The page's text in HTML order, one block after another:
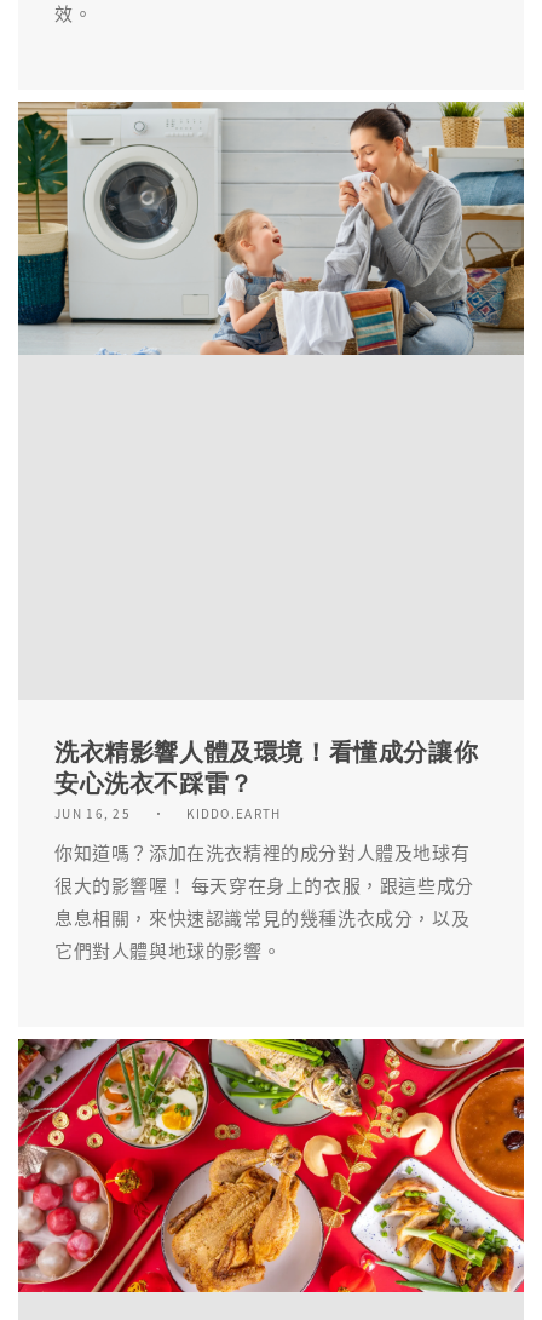
效。
洗衣精影響人體及環境！看懂成分讓你
安心洗衣不踩雷？
JUN 16, 25 KIDDO.EARTH
你知道嗎？添加在洗衣精裡的成分對人體及地球有
很大的影響喔！ 每天穿在身上的衣服，跟這些成分
息息相關，來快速認識常見的幾種洗衣成分，以及
它們對人體與地球的影響。